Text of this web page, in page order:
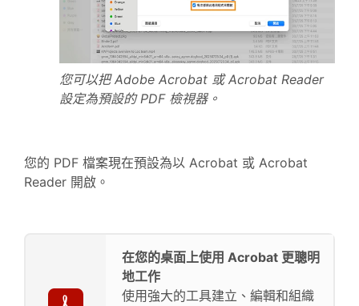
您可以把 Adobe Acrobat 或 Acrobat Reader
設定為預設的 PDF 檢視器。
您的 PDF 檔案現在預設為以 Acrobat 或 Acrobat
Reader 開啟。
在您的桌面上使用 Acrobat 更聰明
地工作
使用強大的工具建立、編輯和組織